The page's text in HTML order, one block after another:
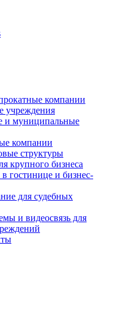
компании
учреждения
и муниципальные
компании
структуры
крупного бизнеса
гостинице и бизнес-
для судебных
и видеосвязь для